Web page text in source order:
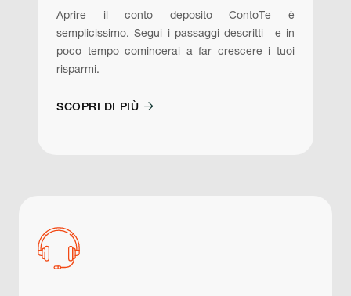
Aprire il conto deposito ContoTe è
semplicissimo. Segui i passaggi descritti e in
poco tempo comincerai a far crescere i tuoi
risparmi.
SCOPRI DI PIÙ 